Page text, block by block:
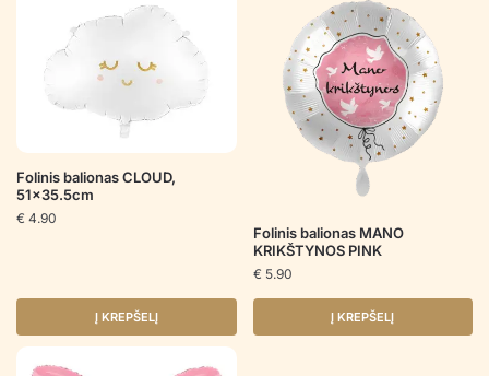
Folinis balionas CLOUD,
51×35.5cm
€ 4.90
Į KREPŠELĮ
Folinis balionas MANO
KRIKŠTYNOS PINK
€ 5.90
Į KREPŠELĮ